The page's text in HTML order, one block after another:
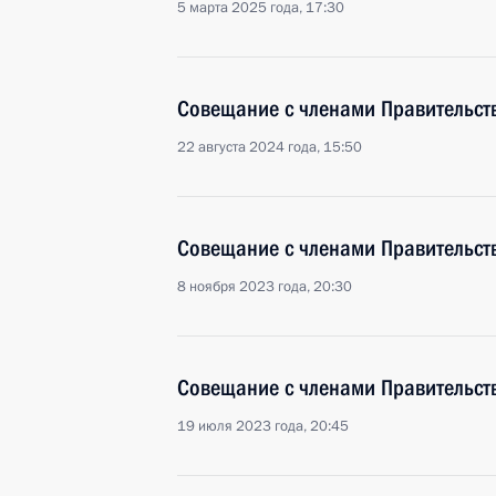
5 марта 2025 года, 17:30
Совещание с членами
22 августа 2024 года, 15:50
Совещание с членами
8 ноября 2023 года, 20:30
Совещание с членами
19 июля 2023 года, 20:45